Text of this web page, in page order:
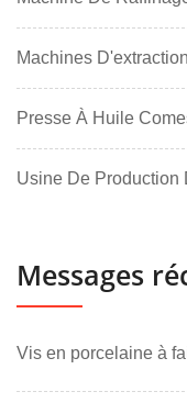
Machines
Presse À Huile
Usine De Production
Messages
Vis en porcelaine à